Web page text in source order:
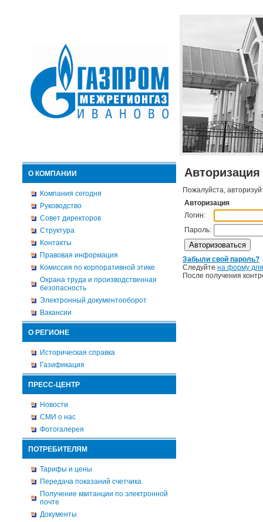
О КОМПАНИИ
Компания сегодня
Руководство
Совет директоров
Структура
Контакты
Правовая информация
Комиссия по корпоративной этике
Охрана труда и производственная
безопасность
Электронный документооборот
Вакансии
О РЕГИОНЕ
Историческая справка
Газификация
ПРЕСС-ЦЕНТР
Новости
СМИ о нас
Фотогалерея
ПОТРЕБИТЕЛЯМ
Тарифы и цены
Передача показаний счетчика
Получение квитанции по электронной
почте
Документы
Авторизация
Пожалуйста,
Авторизация
Логин:
Пароль:
Забыли свой пароль?
Следуйте на форму
После получения